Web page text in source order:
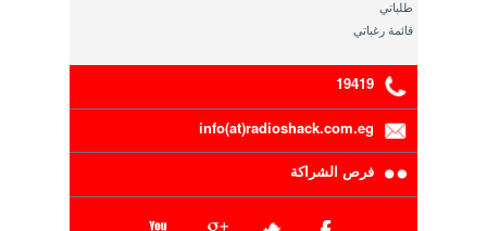
طلباتي
قائمة رغباتي
19419
info(at)radioshack.com.eg
فرص الشراكة